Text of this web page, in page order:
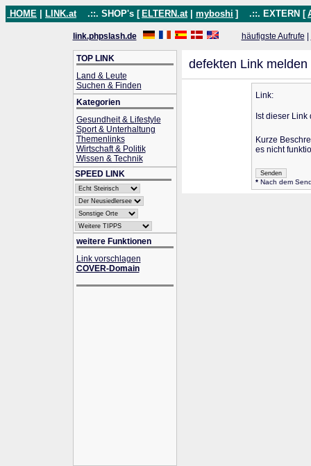
HOME LINK.at .::. SHOP's [ ELTERN.at myboshi ] .::. EXTERN [
link.phpslash.de häufigste Aufrufe
TOP LINK
Land & Leute
Suchen & Finden
Kategorien
Gesundheit & Lifestyle
Sport & Unterhaltung
Themenlinks
Wirtschaft & Politik
Wissen & Technik
SPEED LINK
weitere Funktionen
Link vorschlagen
COVER-Domain
defekten Link melden
Link:
Ist dieser Link
Kurze
es nicht
* Nach dem